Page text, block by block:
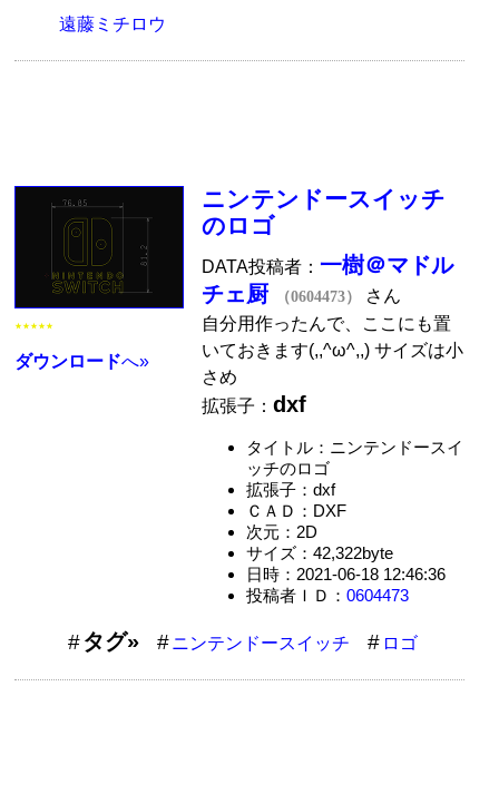
遠藤ミチロウ
★★★★★
ダウンロードへ»
ニンテンドースイッチ
のロゴ
DATA投稿者： 一樹＠マドル
チェ厨
（0604473）
さん
自分用作ったんで、ここにも置
いておきます(,,^ω^,,) サイズは小
さめ
拡張子：dxf
タイトル：ニンテンドースイ
ッチのロゴ
拡張子：dxf
ＣＡＤ：DXF
次元：2D
サイズ：42,322byte
日時：2021-06-18 12:46:36
投稿者ＩＤ： 0604473
タグ» ニンテンドースイッチ ロゴ